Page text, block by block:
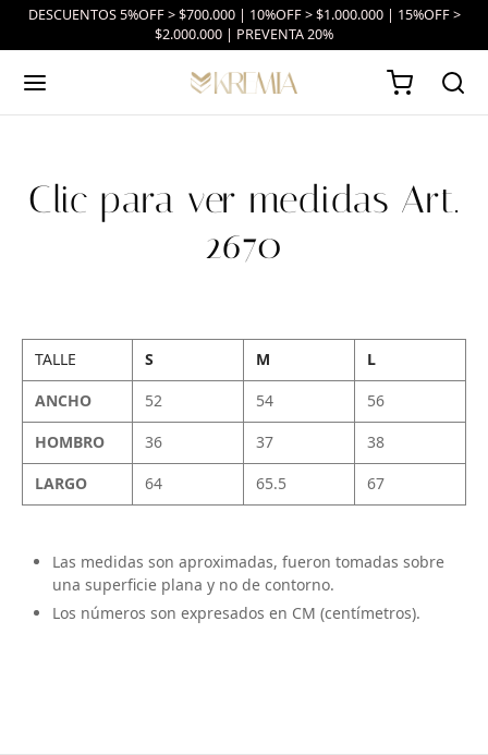
DESCUENTOS 5%OFF > $700.000 | 10%OFF > $1.000.000 | 15%OFF >
$2.000.000 | PREVENTA 20%
Clic para ver medidas Art.
2670
TALLE S M
L
ANCHO
52 54
56
HOMBRO
36 37
38
LARGO
64 65.5 67
Las medidas son aproximadas, fueron tomadas sobre
una superficie plana y no de contorno.
Los números son expresados en CM (centímetros).